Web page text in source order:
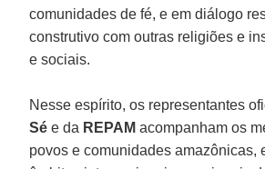
comunidades de fé, e em diálogo
construtivo com outras religiões e
e sociais.
Nesse espírito, os representantes
Sé e da REPAM acompanham os
povos e comunidades amazônicas,